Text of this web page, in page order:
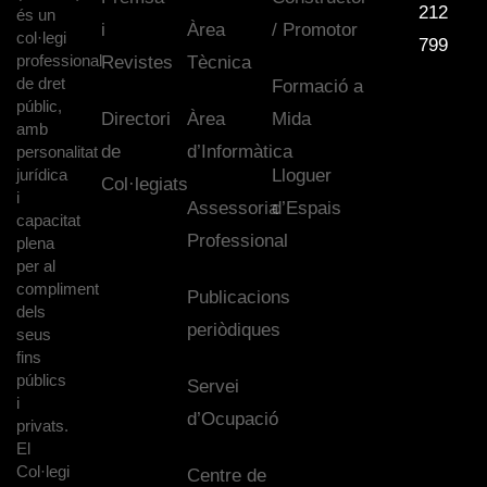
és un
col·legi
professional
de dret
públic,
amb
personalitat
jurídica
i
capacitat
plena
per al
compliment
dels
seus
fins
públics
i
privats.
El
Col·legi
i
Revistes
Directori
de
Col·legiats
Àrea
Tècnica
Àrea
d’Informàtica
Assessoria
Professional
Publicacions
periòdiques
Servei
d’Ocupació
Centre de
/ Promotor
Formació a
Mida
Lloguer
d’Espais
212
799